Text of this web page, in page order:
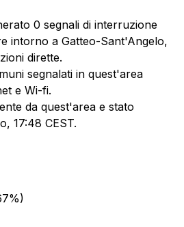
0 segnali di interruzione
intorno a Gatteo-Sant'Angelo,
dirette.
segnalati in quest'area
e Wi-fi.
da quest'area e stato
17:48 CEST.